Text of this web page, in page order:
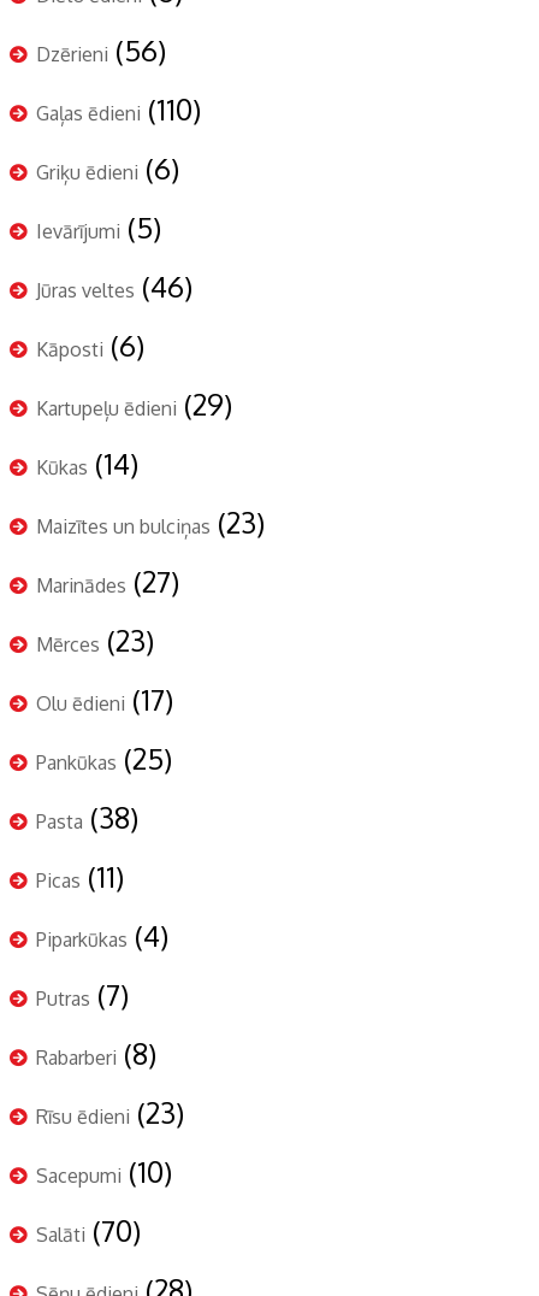
Dzērieni (56)
Gaļas ēdieni (110)
Griķu ēdieni (6)
Ievārījumi (5)
Jūras veltes (46)
Kāposti (6)
Kartupeļu ēdieni (29)
Kūkas (14)
Maizītes un bulciņas (23)
Marinādes (27)
Mērces (23)
Olu ēdieni (17)
Pankūkas (25)
Pasta (38)
Picas (11)
Piparkūkas (4)
Putras (7)
Rabarberi (8)
Rīsu ēdieni (23)
Sacepumi (10)
Salāti (70)